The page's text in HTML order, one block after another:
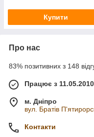
Купити
Про нас
83% позитивних з 148
Працює з 11.05.2010
м. Дніпро
вул. Братів
Контакти